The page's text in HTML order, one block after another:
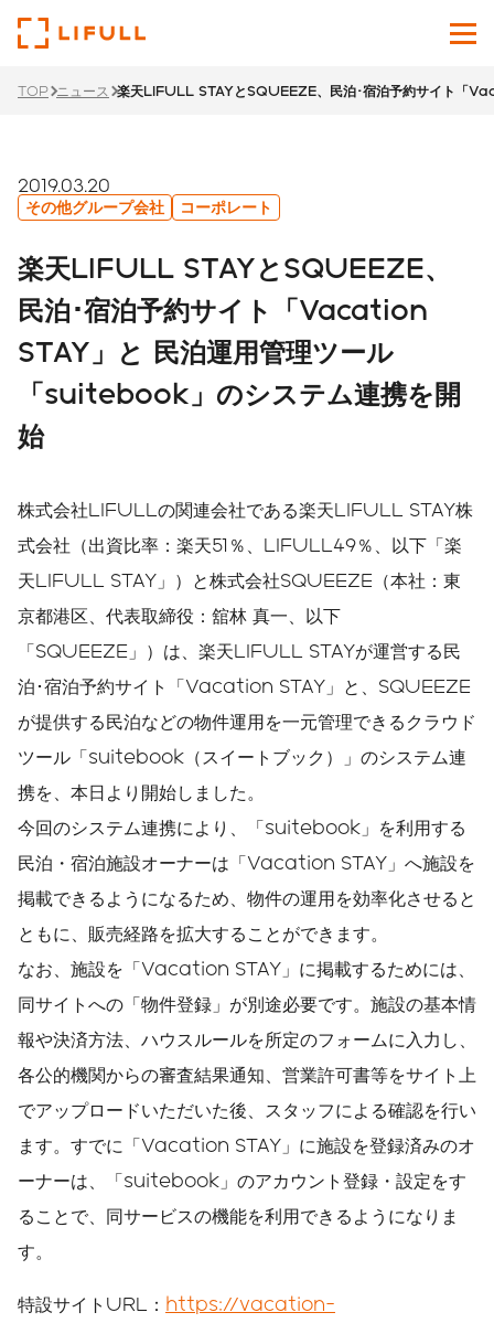
採用サイト
サービス
ニュース
サステナビリティ
TOP ニュース 楽天LIFULL STAYとSQUEEZE、民泊･宿泊予約サイト「
2019.03.20
その他グループ会社 コーポレート
楽天LIFULL STAYとSQUEEZE、
民泊･宿泊予約サイト「Vacation
STAY」と 民泊運用管理ツール
「suitebook」のシステム連携を開
始
株式会社LIFULLの関連会社である楽天LIFULL STAY株
式会社（出資比率：楽天51％、LIFULL49％、以下「楽
天LIFULL STAY」）と株式会社SQUEEZE（本社：東
京都港区、代表取締役：舘林 真一、以下
「SQUEEZE」）は、楽天LIFULL STAYが運営する民
泊･宿泊予約サイト「Vacation STAY」と、SQUEEZE
が提供する民泊などの物件運用を一元管理できるクラウド
ツール「suitebook（スイートブック）」のシステム連
携を、本日より開始しました。
今回のシステム連携により、「suitebook」を利用する
民泊・宿泊施設オーナーは「Vacation STAY」へ施設を
掲載できるようになるため、物件の運用を効率化させると
ともに、販売経路を拡大することができます。
なお、施設を「Vacation STAY」に掲載するためには、
同サイトへの「物件登録」が別途必要です。施設の基本情
報や決済方法、ハウスルールを所定のフォームに入力し、
各公的機関からの審査結果通知、営業許可書等をサイト上
でアップロードいただいた後、スタッフによる確認を行い
ます。すでに「Vacation STAY」に施設を登録済みのオ
ーナーは、「suitebook」のアカウント登録・設定をす
ることで、同サービスの機能を利用できるようになりま
す。
特設サイトURL： https://vacation-